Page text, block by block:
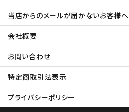
当店からのメールが届かないお客様へ
会社概要
お問い合わせ
特定商取引法表示
プライバシーポリシー